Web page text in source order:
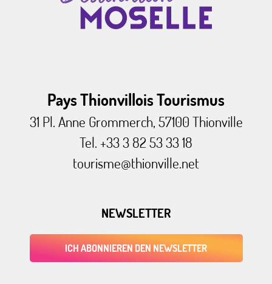
Pays Thionvillois Tourismus
31 Pl. Anne Grommerch, 57100 Thionville
Tel. +33 3 82 53 33 18
tourisme@thionville.net
NEWSLETTER
ICH ABONNIEREN DEN NEWSLETTER